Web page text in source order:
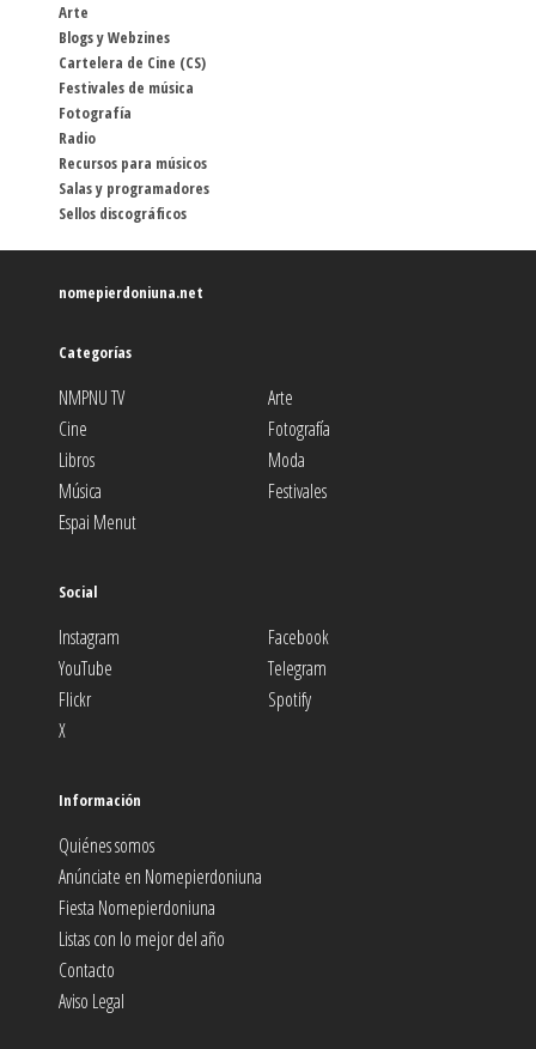
Arte
Blogs y Webzines
Cartelera de Cine (CS)
Festivales de música
Fotografía
Radio
Recursos para músicos
Salas y programadores
Sellos discográficos
nomepierdoniuna.net
Categorías
NMPNU TV
Arte
Cine
Fotografía
Libros
Moda
Música
Festivales
Espai Menut
Social
Instagram
Facebook
YouTube
Telegram
Flickr
Spotify
X
Información
Quiénes somos
Anúnciate en Nomepierdoniuna
Fiesta Nomepierdoniuna
Listas con lo mejor del año
Contacto
Aviso Legal